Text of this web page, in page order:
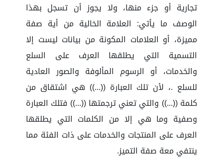
تجارية أو جزء منها، ولا يجوز أن تسجل بهذا
الوصف ما يأتي: العلامة الخالية من أية صفة
مميزة، أو العلامات المكونة من بيانات ليست إلا
التسمية التي يطلقها العرف على السلع
والخدمات، أو الرسوم المألوفة والصور العادية
للسلع .، لأن تلك العبارة ((...)) هي اشتقاق من
كلمة ((...)) والتي تعني ترجمتها ((...)) فتلك العبارة
وصفية وما هي إلا من الكلمات التي يطلقها
العرف على المنتجات والخدمات على ذات الفئة مما
ينتفي معة صفة التميز.